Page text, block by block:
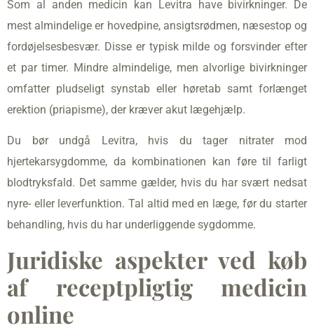
Som al anden medicin kan Levitra have bivirkninger. De
mest almindelige er hovedpine, ansigtsrødmen, næsestop og
fordøjelsesbesvær. Disse er typisk milde og forsvinder efter
et par timer. Mindre almindelige, men alvorlige bivirkninger
omfatter pludseligt synstab eller høretab samt forlænget
erektion (priapisme), der kræver akut lægehjælp.
Du bør undgå Levitra, hvis du tager nitrater mod
hjertekarsygdomme, da kombinationen kan føre til farligt
blodtryksfald. Det samme gælder, hvis du har svært nedsat
nyre- eller leverfunktion. Tal altid med en læge, før du starter
behandling, hvis du har underliggende sygdomme.
Juridiske aspekter ved køb
af receptpligtig medicin
online